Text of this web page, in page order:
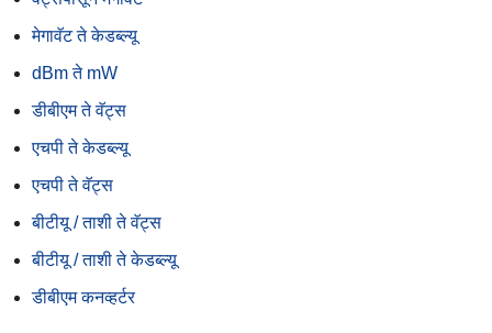
मेगावॅट ते केडब्ल्यू
dBm ते mW
डीबीएम ते वॅट्स
एचपी ते केडब्ल्यू
एचपी ते वॅट्स
बीटीयू / ताशी ते वॅट्स
बीटीयू / ताशी ते केडब्ल्यू
डीबीएम कनव्हर्टर